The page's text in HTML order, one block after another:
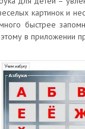
картинок и
быстрее
в приложении